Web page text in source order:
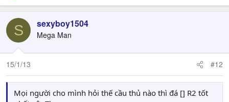
S sexyboy1504
Mega Man
15/1/13 #12
Mọi người cho mình hỏi thế cầu thủ nào thì đá [] R2 tốt